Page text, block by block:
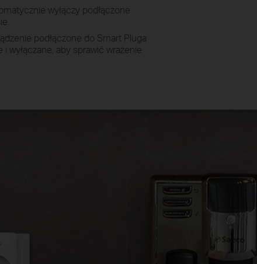
wyłączy podłączone
podłączone do Smart Pluga
wyłączane, aby sprawić wrażenie